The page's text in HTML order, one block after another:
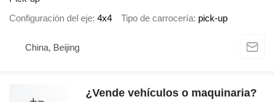
Configuración del eje 4x4 Tipo de carrocería pick-up
China, Beijing
¿Vende vehículos o maquinaria?